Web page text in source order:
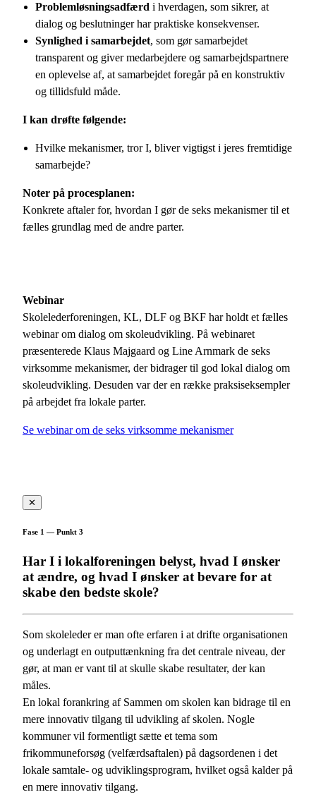
Problemløsningsadfærd i hverdagen, som sikrer, at
dialog og beslutninger har praktiske konsekvenser.
Synlighed i samarbejdet, som gør samarbejdet
transparent og giver medarbejdere og samarbejdspartnere
en oplevelse af, at samarbejdet foregår på en konstruktiv
og tillidsfuld måde.
I kan drøfte følgende:
Hvilke mekanismer, tror I, bliver vigtigst i jeres fremtidige
samarbejde?
Noter på procesplanen:
Konkrete aftaler for, hvordan I gør de seks mekanismer til et
fælles grundlag med de andre parter.
Webinar
Skolelederforeningen, KL, DLF og BKF har holdt et fælles
webinar om dialog om skoleudvikling. På webinaret
præsenterede Klaus Majgaard og Line Arnmark de seks
virksomme mekanismer, der bidrager til god lokal dialog om
skoleudvikling. Desuden var der en række praksiseksempler
på arbejdet fra lokale parter.
Se webinar om de seks virksomme mekanismer
✕
Fase 1 — Punkt 3
Har I i lokalforeningen belyst, hvad I ønsker
at ændre, og hvad I ønsker at bevare for at
skabe den bedste skole?
Som skoleleder er man ofte erfaren i at drifte organisationen
og underlagt en outputtænkning fra det centrale niveau, der
gør, at man er vant til at skulle skabe resultater, der kan
måles.
En lokal forankring af Sammen om skolen kan bidrage til en
mere innovativ tilgang til udvikling af skolen. Nogle
kommuner vil formentligt sætte et tema som
frikommuneforsøg (velfærdsaftalen) på dagsordenen i det
lokale samtale- og udviklingsprogram, hvilket også kalder på
en mere innovativ tilgang.